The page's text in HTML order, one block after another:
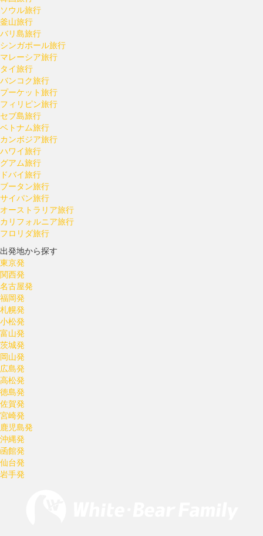
ソウル旅行
釜山旅行
バリ島旅行
シンガポール旅行
マレーシア旅行
タイ旅行
バンコク旅行
プーケット旅行
フィリピン旅行
セブ島旅行
ベトナム旅行
カンボジア旅行
ハワイ旅行
グアム旅行
ドバイ旅行
ブータン旅行
サイパン旅行
オーストラリア旅行
カリフォルニア旅行
フロリダ旅行
出発地から探す
東京発
関西発
名古屋発
福岡発
札幌発
小松発
富山発
茨城発
岡山発
広島発
高松発
徳島発
佐賀発
宮崎発
鹿児島発
沖縄発
函館発
仙台発
岩手発